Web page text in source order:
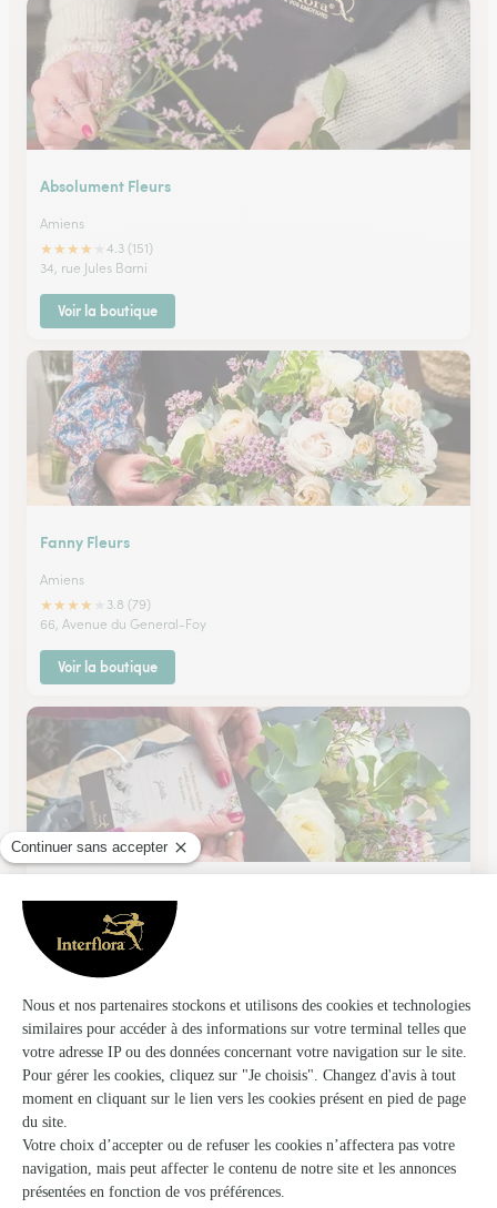
Absolument Fleurs
Amiens
★★★★
4.3 (151)
34, rue Jules Barni
Voir la boutique
Fanny Fleurs
Amiens
★★★★
3.8 (79)
66, Avenue du General-Foy
Voir la boutique
Caron Fleurs
Montdidier
★★
4.7 (80)
17, Place du General-de-Gaulle
Voir la boutique